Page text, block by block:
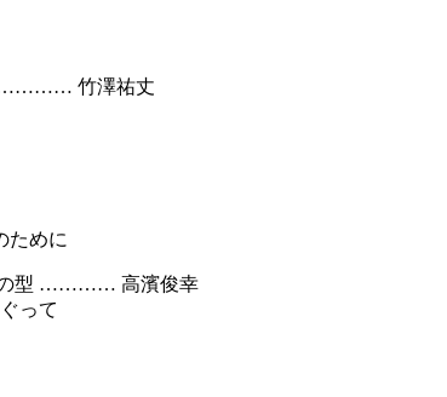
………… 竹澤祐丈
めに
の型 ………… 高濱俊幸
って